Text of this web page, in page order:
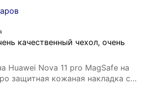
качественный чехол, очень
Huawei Nova 11 pro MagSafe на
защитная кожаная накладка с